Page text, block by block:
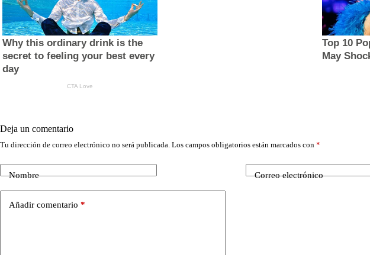
Deja un comentario
Tu dirección de correo electrónico no será publicada. Los campos obligatorios están marcados con *
Nombre Correo electrónico
Añadir comentario *